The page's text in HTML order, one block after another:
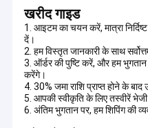
गुणवत्ता नियंत्रण
हमसे संपर्क करें
समाचार
मामले
खरीद गाइड
1. आइटम का चयन करें, मात्रा
दें।
2. हम विस्तृत जानकारी के साथ
3. ऑर्डर की पुष्टि करें, और हम भुगतान
करेंगे।
4. 30% जमा राशि प्राप्त होने के बाद
5. आपकी स्वीकृति के लिए तस्वीरें भेजी
6. अंतिम भुगतान पर, हम शिपिंग की
सीलिंग श्रमिकों के साथ जो उत्पाद की
गुणवत्ता और जीत-जीत" के मूल मूल्यों का
उत्पादों और सेवाओं को आगे बढ़ाना और
कुले के फुलाए जाने वाले उत्पाद बहुत
- inflatable castles create a
children. - inflatable castles बच्चों
बनाते हैं।